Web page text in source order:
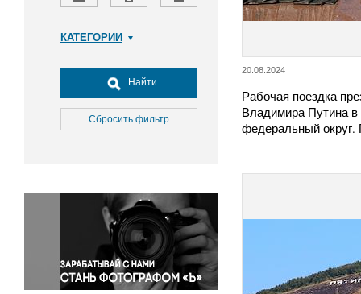
КАТЕГОРИИ
Досуг, туризм и отдых
Культура
Медицина
Окружающая среда
Политика
Правосудие
Происшествия и конфликты
Религия
Найти
Сбросить фильтр
20.08.2024
Рабочая поездка
Владимира Путина в
федеральный